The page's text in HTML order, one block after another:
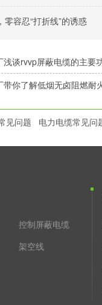
容忍“打折线”的诱惑
浅谈rvvp屏蔽电缆的主要
带你了解低烟无卤阻燃
见问题 电力电缆常见问
控制屏蔽电缆
架空线